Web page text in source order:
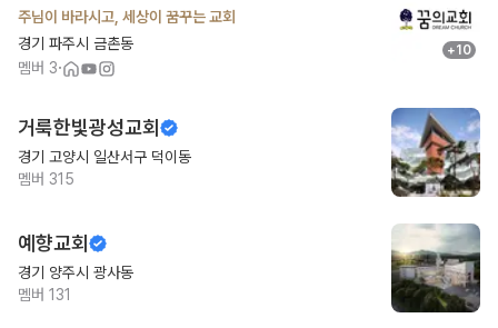
주님이 바라시고, 세상이 꿈꾸는 교회
경기 파주시 금촌동
멤버 3·
+10
거룩한빛광성교회
경기 고양시 일산서구 덕이동
멤버 315
예향교회
경기 양주시 광사동
멤버 131